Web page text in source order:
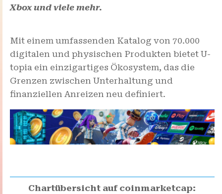
Xbox und viele mehr.
Mit einem umfassenden Katalog von 70.000
digitalen und physischen Produkten bietet U-
topia ein einzigartiges Ökosystem, das die
Grenzen zwischen Unterhaltung und
finanziellen Anreizen neu definiert.
Chartübersicht auf coinmarketcap: